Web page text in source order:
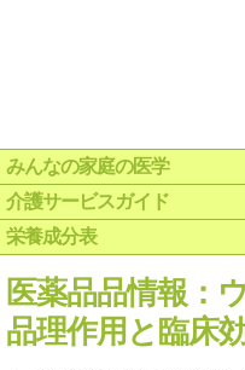
みんなの家庭の医学
介護サービスガイド
栄養成分表
医薬品品情報：
品理作用と臨床